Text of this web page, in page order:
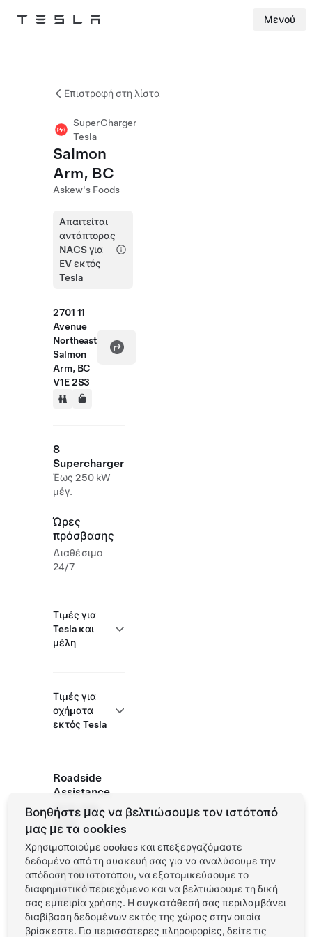
Tesla Μενού
Επιστροφή στη λίστα
SuperCharger
Tesla
Salmon
Arm, BC
Askew's Foods
Απαιτείται
αντάπτορας
NACS για
EV εκτός
Tesla
2701 11
Avenue
Northeast
Salmon
Arm, BC
V1E 2S3
8
Supercharger
Έως 250 kW
μέγ.
Ώρες
πρόσβασης
Διαθέσιμο
24/7
Τιμές για
Tesla και
μέλη
Τιμές για
οχήματα
εκτός Tesla
Roadside
Assistance
(877) 798-
3752
Τοποθεσία
συνεργάτη
NACS
Βοηθήστε μας να βελτιώσουμε τον ιστότοπό
μας με τα cookies
Χρησιμοποιούμε cookies και επεξεργαζόμαστε
δεδομένα από τη συσκευή σας για να αναλύσουμε την
απόδοση του ιστοτόπου, να εξατομικεύσουμε το
διαφημιστικό περιεχόμενο και να βελτιώσουμε τη δική
σας εμπειρία χρήσης. Η συγκατάθεσή σας περιλαμβάνει
διαβίβαση δεδομένων εκτός της χώρας στην οποία
βρίσκεστε. Για περισσότερες πληροφορίες, δείτε τις